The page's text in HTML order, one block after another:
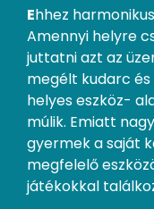
Ehhez
Amennyi helyre
juttatni azt az
megélt kudarc
helyes eszköz-
múlik. Emiatt
gyermek a saját
megfelelő
játékokkal